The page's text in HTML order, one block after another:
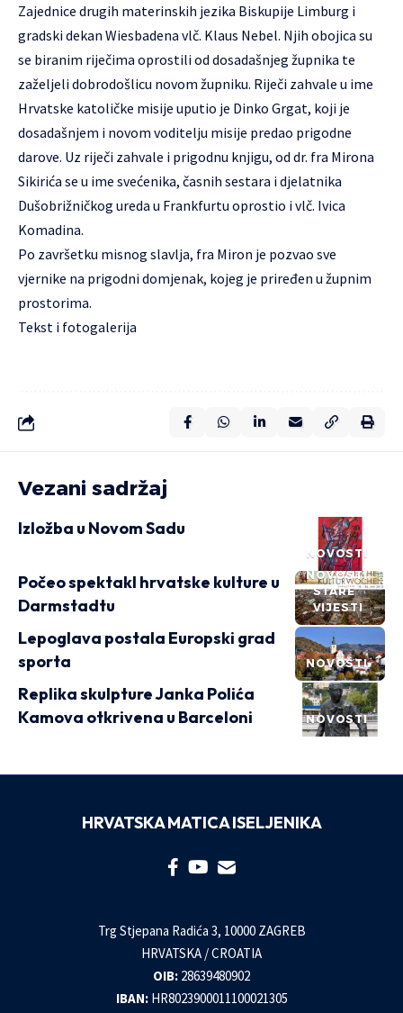
Zajednice drugih materinskih jezika Biskupije Limburg i
gradski dekan Wiesbadena vlč. Klaus Nebel. Njih obojica su
se biranim riječima oprostili od dosadašnjeg župnika te
zaželjeli dobrodošlicu novom župniku. Riječi zahvale u ime
Hrvatske katoličke misije uputio je Dinko Grgat, koji je
dosadašnjem i novom voditelju misije predao prigodne
darove. Uz riječi zahvale i prigodnu knjigu, od dr. fra Mirona
Sikirića se u ime svećenika, časnih sestara i djelatnika
Dušobrižničkog ureda u Frankfurtu oprostio i vlč. Ivica
Komadina.
Po završetku misnog slavlja, fra Miron je pozvao sve
vjernike na prigodni domjenak, kojeg je priređen u župnim
prostorima.
Tekst i fotogalerija
Vezani sadržaj
NOVOSTI
Izložba u Novom Sadu
NOVOSTI
STARE
VIJESTI
Počeo spektakl hrvatske kulture u
Darmstadtu
NOVOSTI
Lepoglava postala Europski grad
sporta
NOVOSTI
Replika skulpture Janka Polića
Kamova otkrivena u Barceloni
HRVATSKA MATICA ISELJENIKA
Trg Stjepana Radića 3, 10000 ZAGREB
HRVATSKA / CROATIA
OIB: 28639480902
IBAN: HR8023900011100021305